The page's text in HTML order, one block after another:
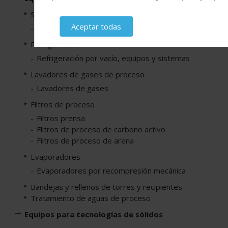
Secadores
Secadores de aire
Refrigeración
Refrigeración por vacío, equipos y sistemas
Lavadores de gases de proceso
Lavadores de gases
Filtros de proceso
Filtros prensa
Filtros de proceso de carbono activo
Filtros de proceso de arena
Evaporadores
Evaporadores por recompresión mecánica
Bandejas y rellenos de torres y recipientes
Tratamiento de aguas de proceso
Equipos para tecnologías de sólidos
Aceptar todas